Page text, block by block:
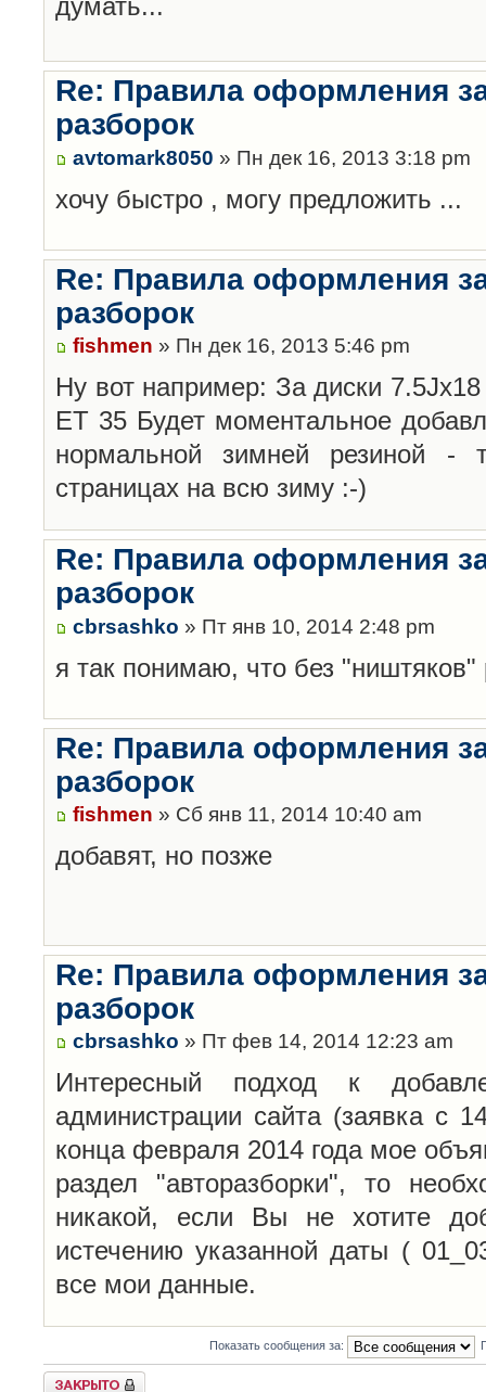
Re: Правила оформления
разборок
avtomark8050 » Пн дек 16, 2013 3:18 pm
хочу быстро , могу предложить ...
Re: Правила оформления
разборок
fishmen » Пн дек 16, 2013 5:46 pm
Ну вот например: За диски
ET 35 Будет моментальное
нормальной зимней резиной
страницах на всю зиму :-)
Re: Правила оформления
разборок
cbrsashko » Пт янв 10, 2014 2:48 pm
я так понимаю, что без "ништяков"
Re: Правила оформления
разборок
fishmen » Сб янв 11, 2014 10:40 am
добавят, но позже
Re: Правила оформления
разборок
cbrsashko » Пт фев 14, 2014 12:23 am
Интересный подход к
администрации сайта (заявка с
конца февраля 2014 года мое
раздел "авторазборки", то
никакой, если Вы не хотите
истечению указанной даты (
все мои данные.
Показать сообщения за:
Закрыто